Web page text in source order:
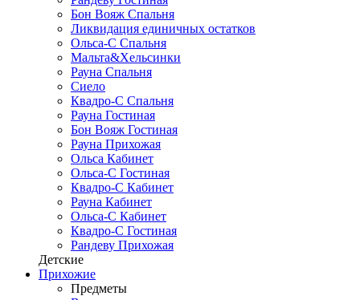
Бон Вояж Спальня
Ликвидация единичных остатков
Ольса-С Спальня
Мальта&Хельсинки
Рауна Спальня
Сиело
Квадро-С Спальня
Рауна Гостиная
Бон Вояж Гостиная
Рауна Прихожая
Ольса Кабинет
Ольса-С Гостиная
Квадро-С Кабинет
Рауна Кабинет
Ольса-С Кабинет
Квадро-С Гостиная
Рандеву Прихожая
Детские
Прихожие
Предметы